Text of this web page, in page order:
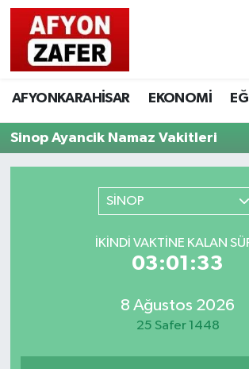
AFYONKARAHİSAR EKONOMİ
Sinop Ayancik Namaz Vakitleri
SİNOP
İKINDI VAKTINE KALAN
03:01:33
8 Ağustos 2026
25 Safer 1448